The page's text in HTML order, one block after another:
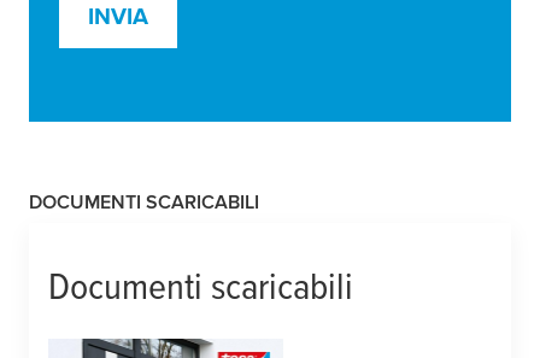
INVIA
DOCUMENTI SCARICABILI
Documenti scaricabili